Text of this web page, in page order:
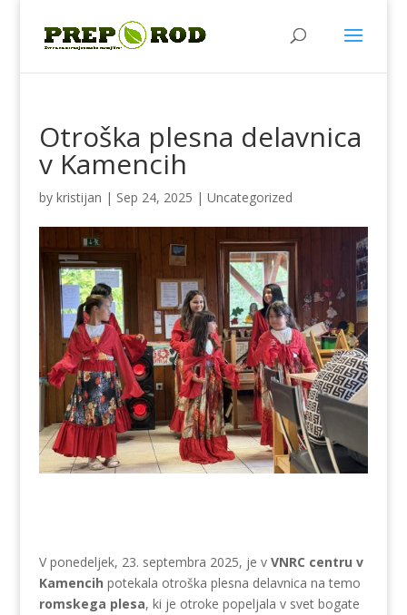
Otroška plesna delavnica
v Kamencih
by kristijan | Sep 24, 2025 | Uncategorized
V ponedeljek, 23. septembra 2025, je v VNRC centru v
Kamencih potekala otroška plesna delavnica na temo
romskega plesa, ki je otroke popeljala v svet bogate